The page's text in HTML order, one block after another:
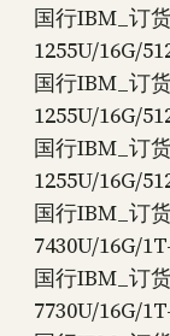
国行IBM_订
1255U/16G/
国行IBM_订
1255U/16G/
国行IBM_订
1255U/16G/
国行IBM_订
7430U/16G/
国行IBM_订
7730U/16G/